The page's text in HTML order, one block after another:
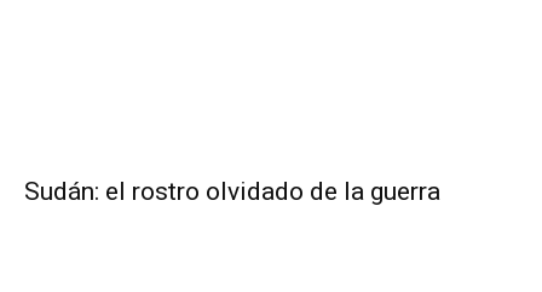
Sudán: el rostro olvidado de la guerra